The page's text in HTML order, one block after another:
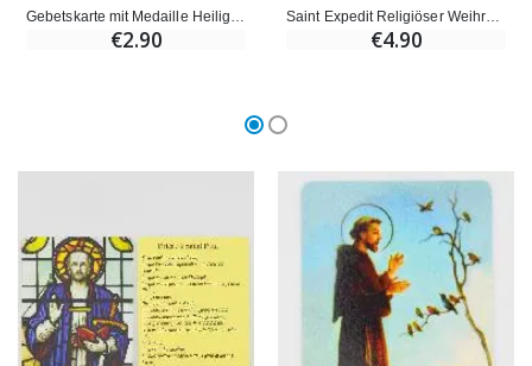
€2.90
Saint Expedit Religiöser Weihrauch + Gebet
€4.90